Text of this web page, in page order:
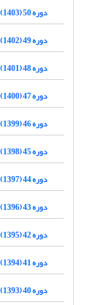
دوره 50 (1403)
دوره 49 (1402)
دوره 48 (1401)
دوره 47 (1400)
دوره 46 (1399)
دوره 45 (1398)
دوره 44 (1397)
دوره 43 (1396)
دوره 42 (1395)
دوره 41 (1394)
دوره 40 (1393)